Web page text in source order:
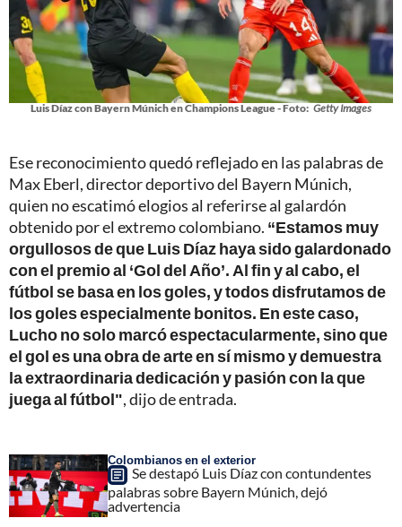
Luis Díaz con Bayern Múnich en Champions League - Foto: Getty Images
Ese reconocimiento quedó reflejado en las palabras de
Max Eberl, director deportivo del Bayern Múnich,
quien no escatimó elogios al referirse al galardón
obtenido por el extremo colombiano. “Estamos muy
orgullosos de que Luis Díaz haya sido galardonado
con el premio al ‘Gol del Año’. Al fin y al cabo, el
fútbol se basa en los goles, y todos disfrutamos de
los goles especialmente bonitos. En este caso,
Lucho no solo marcó espectacularmente, sino que
el gol es una obra de arte en sí mismo y demuestra
la extraordinaria dedicación y pasión con la que
juega al fútbol", dijo de entrada.
Colombianos en el exterior
Se destapó Luis Díaz con contundentes
palabras sobre Bayern Múnich, dejó
advertencia